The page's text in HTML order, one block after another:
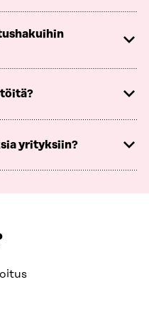
yrityksiin?